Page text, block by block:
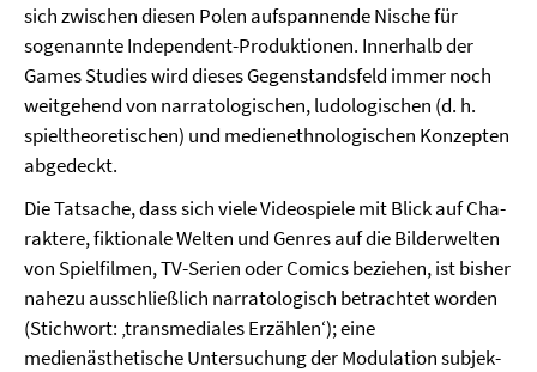
sich zwischen diesen Polen aufspannende Nische für
sogenannte Inde­pen­dent-Produktionen. Innerhalb der
Games Studies wird dieses Gegenstandsfeld immer noch
weitgehend von narra­tologischen, ludologischen (d. h.
spieltheoretischen) und medienethnolo­gischen Konzepten
abgedeckt.
Die Tatsache, dass sich viele Videospiele mit Blick auf Cha­
raktere, fiktionale Wel­ten und Genres auf die Bilderwelten
von Spielfilmen, TV-Serien oder Comics beziehen, ist bisher
nahezu ausschließlich narratologisch betrachtet worden
(Stich­wort: ‚transmediales Erzählen‘); eine
medienästhetische Untersuchung der Modulation subjek­